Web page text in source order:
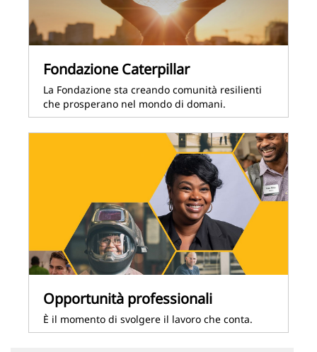
Fondazione Caterpillar
La Fondazione sta creando comunità resilienti
che prosperano nel mondo di domani.
Opportunità professionali
È il momento di svolgere il lavoro che conta.